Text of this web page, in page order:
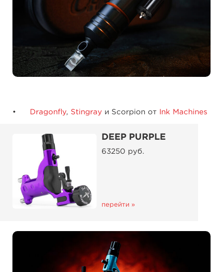
Dragonfly, Stingray и Scorpion от Ink Machines
DEEP PURPLE
63250 руб.
перейти »